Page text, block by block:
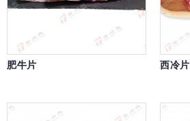
肥牛片 西冷片